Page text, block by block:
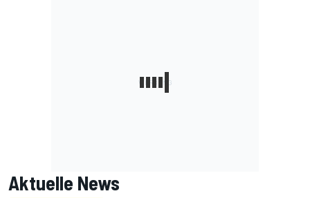
Aktuelle News